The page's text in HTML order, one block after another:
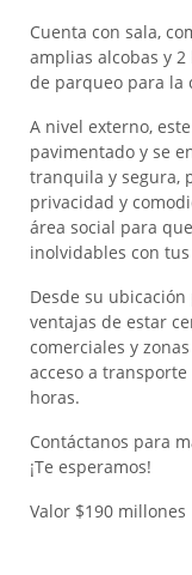
Cuenta con sala,
amplias alcobas y
de parqueo para la
A nivel externo,
pavimentado y se
tranquila y segura,
privacidad y
área social para
inolvidables con
Desde su
ventajas de estar
comerciales y
acceso a
horas.
Contáctanos para
¡Te esperamos!
Valor $190 millones